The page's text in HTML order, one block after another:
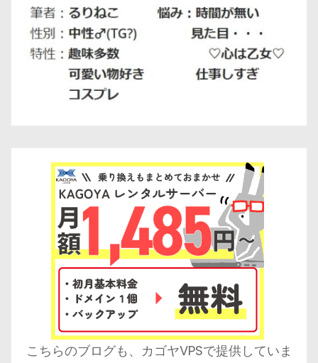
こちらのブログも、カゴヤVPSで提供していま